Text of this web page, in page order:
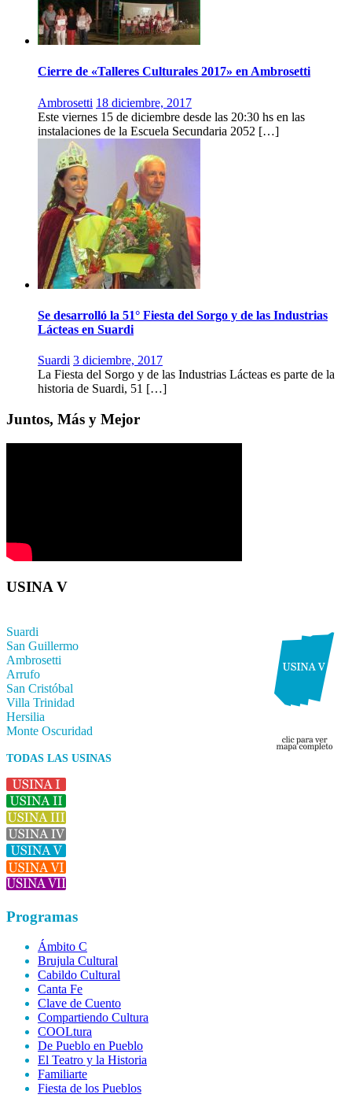
Cierre de «Talleres Culturales 2017» en Ambrosetti
Ambrosetti 18 diciembre, 2017
Este viernes 15 de diciembre desde las 20:30 hs en las
instalaciones de la Escuela Secundaria 2052 […]
Se desarrolló la 51° Fiesta del Sorgo y de las Industrias
Lácteas en Suardi
Suardi 3 diciembre, 2017
La Fiesta del Sorgo y de las Industrias Lácteas es parte de la
historia de Suardi, 51 […]
Juntos, Más y Mejor
USINA V
Suardi
San Guillermo
Ambrosetti
Arrufo
San Cristóbal
Villa Trinidad
Hersilia
Monte Oscuridad
TODAS LAS USINAS
Programas
Ámbito C
Brujula Cultural
Cabildo Cultural
Canta Fe
Clave de Cuento
Compartiendo Cultura
COOLtura
De Pueblo en Pueblo
El Teatro y la Historia
Familiarte
Fiesta de los Pueblos